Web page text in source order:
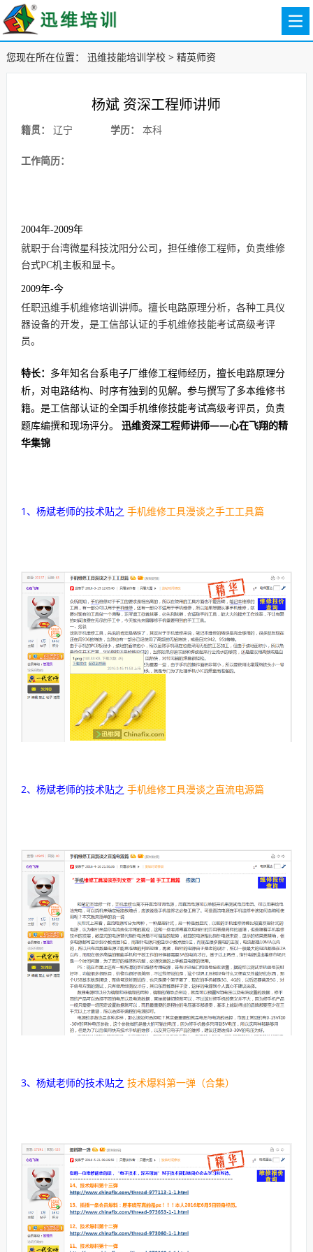
您现在所在位置： 迅维技能培训学校> 精英师资
杨斌 资深工程师讲师
籍贯： 辽宁 学历： 本科
工作简历：
2004年-2009年
就职于台湾微星科技沈阳分公司，担任维修工程师，负责维修
台式PC机主板和显卡。
2009年-今
任职迅维手机维修培训讲师。擅长电路原理分析，各种工具仪
器设备的开发，是工信部认证的手机维修技能考试高级考评
员。
特长： 多年知名台系电子厂维修工程师经历，擅长电路原理分
析，对电路结构、时序有独到的见解。参与撰写了多本维修书
籍。是工信部认证的全国手机维修技能考试高级考评员，负责
题库编撰和现场评分。
迅维资深工程师讲师——心在飞翔的精
华集锦
1、杨斌老师的技术贴之 手机维修工具漫谈之手工工具篇
2、杨斌老师的技术贴之 手机维修工具漫谈之直流电源篇
3、杨斌老师的技术贴之 技术爆料第一弹（合集）